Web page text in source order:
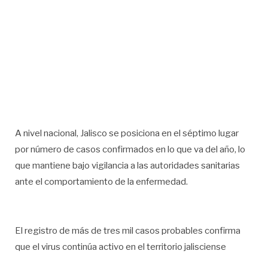
A nivel nacional, Jalisco se posiciona en el séptimo lugar
por número de casos confirmados en lo que va del año, lo
que mantiene bajo vigilancia a las autoridades sanitarias
ante el comportamiento de la enfermedad.
El registro de más de tres mil casos probables confirma
que el virus continúa activo en el territorio jalisciense